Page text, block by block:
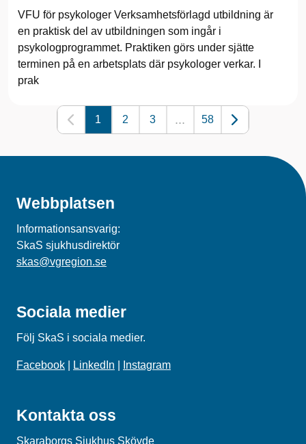
VFU för psykologer Verksamhetsförlagd utbildning är
en praktisk del av utbildningen som ingår i
psykologprogrammet. Praktiken görs under sjätte
terminen på en arbetsplats där psykologer verkar. I
prak
1 2 3 ... 58
Webbplatsen
Informationsansvarig:
SkaS sjukhusdirektör
skas@vgregion.se
Sociala medier
Följ SkaS i sociala medier.
Facebook LinkedIn Instagram
Kontakta oss
Skaraborgs Sjukhus Skövde